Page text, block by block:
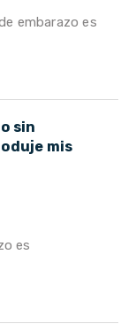
embarazo es
sin
mis
es